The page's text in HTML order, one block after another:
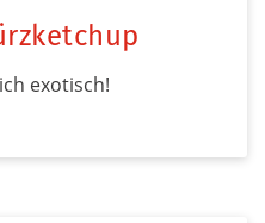
exotisch!